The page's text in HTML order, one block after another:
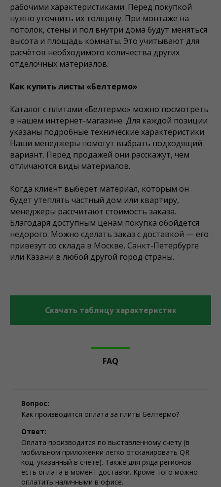
рабочими характеристиками. Перед покупкой
нужно уточнить их толщину. При монтаже на
потолок, стены и пол внутри дома будут меняться
высота и площадь комнаты. Это учитывают для
расчётов необходимого количества других
отделочных материалов.
Как купить листы «Белтермо»
Каталог с плитами «Белтермо» можно посмотреть
в нашем интернет-магазине. Для каждой позиции
указаны подробные технические характеристики.
Наши менеджеры помогут выбрать подходящий
вариант. Перед продажей они расскажут, чем
отличаются виды материалов.
Когда клиент выберет материал, которым он
будет утеплять частный дом или квартиру,
менеджеры рассчитают стоимость заказа.
Благодаря доступным ценам покупка обойдется
недорого. Можно сделать заказ с доставкой — его
привезут со склада в Москве, Санкт-Петербурге
или Казани в любой другой город страны.
Скачать таблицу характеристик
FAQ
Вопрос:
Как производится оплата за плиты Белтермо?
Ответ:
Оплата производится по выставленному счету (в
мобильном приложении легко отсканировать QR
код, указанный в счете). Также для ряда регионов
есть оплата в момент доставки. Кроме того можно
оплатить наличными в офисе.